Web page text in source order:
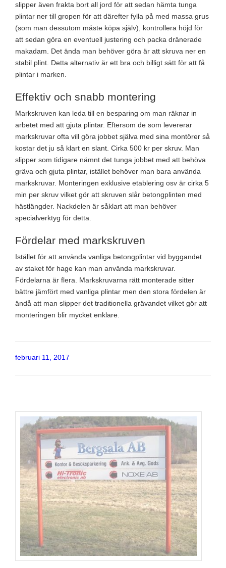
slipper även frakta bort all jord för att sedan hämta tunga
plintar ner till gropen för att därefter fylla på med massa grus
(som man dessutom måste köpa själv), kontrollera höjd för
att sedan göra en eventuell justering och packa dränerade
makadam. Det ända man behöver göra är att skruva ner en
stabil plint. Detta alternativ är ett bra och billigt sätt för att få
plintar i marken.
Effektiv och snabb montering
Markskruven kan leda till en besparing om man räknar in
arbetet med att gjuta plintar. Eftersom de som levererar
markskruvar ofta vill göra jobbet själva med sina montörer så
kostar det ju så klart en slant. Cirka 500 kr per skruv. Man
slipper som tidigare nämnt det tunga jobbet med att behöva
gräva och gjuta plintar, istället behöver man bara använda
markskruvar. Monteringen exklusive etablering osv är cirka 5
min per skruv vilket gör att skruven slår betongplinten med
hästlängder. Nackdelen är såklart att man behöver
specialverktyg för detta.
Fördelar med markskruven
Istället för att använda vanliga betongplintar vid byggandet
av staket för hage kan man använda markskruvar.
Fördelarna är flera. Markskruvarna rätt monterade sitter
bättre jämfört med vanliga plintar men den stora fördelen är
ändå att man slipper det traditionella grävandet vilket gör att
monteringen blir mycket enklare.
Publicerat
februari 11, 2017